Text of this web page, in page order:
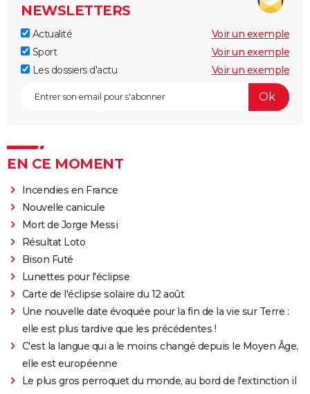
NEWSLETTERS
Actualité
Voir un exemple
Sport
Voir un exemple
Les dossiers d'actu
Voir un exemple
EN CE MOMENT
Incendies en France
Nouvelle canicule
Mort de Jorge Messi
Résultat Loto
Bison Futé
Lunettes pour l'éclipse
Carte de l'éclipse solaire du 12 août
Une nouvelle date évoquée pour la fin de la vie sur Terre :
elle est plus tardive que les précédentes !
C'est la langue qui a le moins changé depuis le Moyen Âge,
elle est européenne
Le plus gros perroquet du monde, au bord de l'extinction il